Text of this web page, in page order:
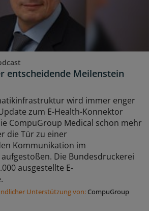
entscheidende Meilenstein
wird immer enger
zum E-Health-Konnektor
CompuGroup Medical schon mehr
die Tür zu einer
Kommunikation im
Die Bundesdruckerei
ausgestellte E-
Unterstützung von: CompuGroup